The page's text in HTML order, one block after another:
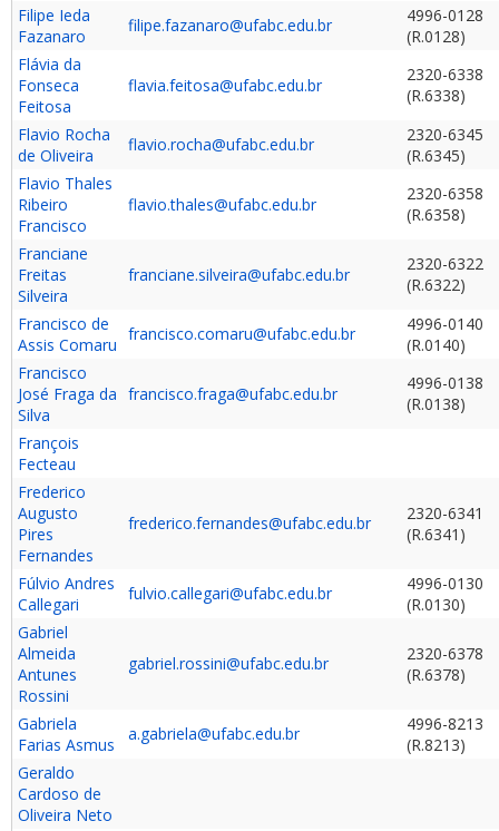
Filipe Ieda
Fazanaro
filipe.fazanaro@ufabc.edu.br
4996-0128
(R.0128)
Flávia da
Fonseca
Feitosa
flavia.feitosa@ufabc.edu.br
2320-6338
(R.6338)
Flavio Rocha
de Oliveira
flavio.rocha@ufabc.edu.br
2320-6345
(R.6345)
Flavio Thales
Ribeiro
Francisco
flavio.thales@ufabc.edu.br
2320-6358
(R.6358)
Franciane
Freitas
Silveira
franciane.silveira@ufabc.edu.br
2320-6322
(R.6322)
Francisco de
Assis Comaru
francisco.comaru@ufabc.edu.br
4996-0140
(R.0140)
Francisco
José Fraga da
Silva
francisco.fraga@ufabc.edu.br
4996-0138
(R.0138)
François
Fecteau
Frederico
Augusto
Pires
Fernandes
frederico.fernandes@ufabc.edu.br
2320-6341
(R.6341)
Fúlvio Andres
Callegari
fulvio.callegari@ufabc.edu.br
4996-0130
(R.0130)
Gabriel
Almeida
Antunes
Rossini
gabriel.rossini@ufabc.edu.br
2320-6378
(R.6378)
Gabriela
Farias Asmus
a.gabriela@ufabc.edu.br
4996-8213
(R.8213)
Geraldo
Cardoso de
Oliveira Neto